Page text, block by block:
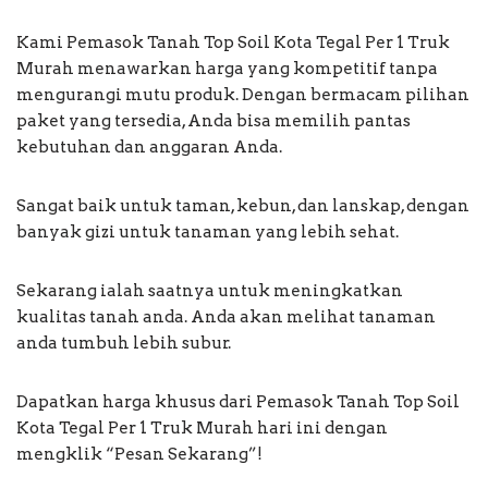
Kami Pemasok Tanah Top Soil Kota Tegal Per 1 Truk
Murah menawarkan harga yang kompetitif tanpa
mengurangi mutu produk. Dengan bermacam pilihan
paket yang tersedia, Anda bisa memilih pantas
kebutuhan dan anggaran Anda.
Sangat baik untuk taman, kebun, dan lanskap, dengan
banyak gizi untuk tanaman yang lebih sehat.
Sekarang ialah saatnya untuk meningkatkan
kualitas tanah anda. Anda akan melihat tanaman
anda tumbuh lebih subur.
Dapatkan harga khusus dari Pemasok Tanah Top Soil
Kota Tegal Per 1 Truk Murah hari ini dengan
mengklik “Pesan Sekarang”!